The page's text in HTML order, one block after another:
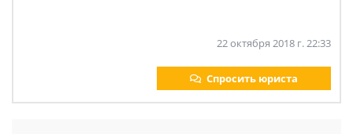
22 октября 2018 г. 22:33
Спросить юриста